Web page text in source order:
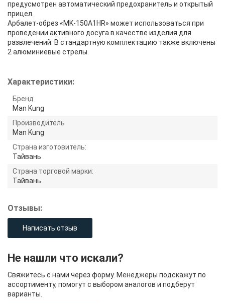
предусмотрен автоматический предохранитель и открытый
прицел.
Арбалет-обрез «MK-150A1HR» может использоваться при
проведении активного досуга в качестве изделия для
развлечений. В стандартную комплектацию также включены
2 алюминиевые стрелы.
Характеристики:
Бренд
Man Kung
Производитель
Man Kung
Страна изготовитель:
Тайвань
Страна торговой марки:
Тайвань
Отзывы:
Написать отзыв
Не нашли что искали?
Свяжитесь с нами через форму. Менеджеры подскажут по
ассортименту, помогут с выбором аналогов и подберут
варианты.